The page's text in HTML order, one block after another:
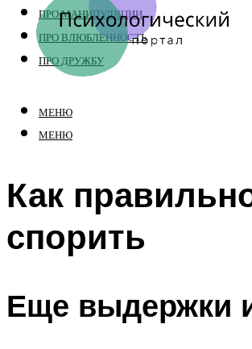
ПРО МАНИПУЛЯЦИИ
ПРО ВЛЮБЛЕННОСТЬ
ПРО ДРУЖБУ
МЕНЮ
МЕНЮ
Как
спорить
Еще выдержки